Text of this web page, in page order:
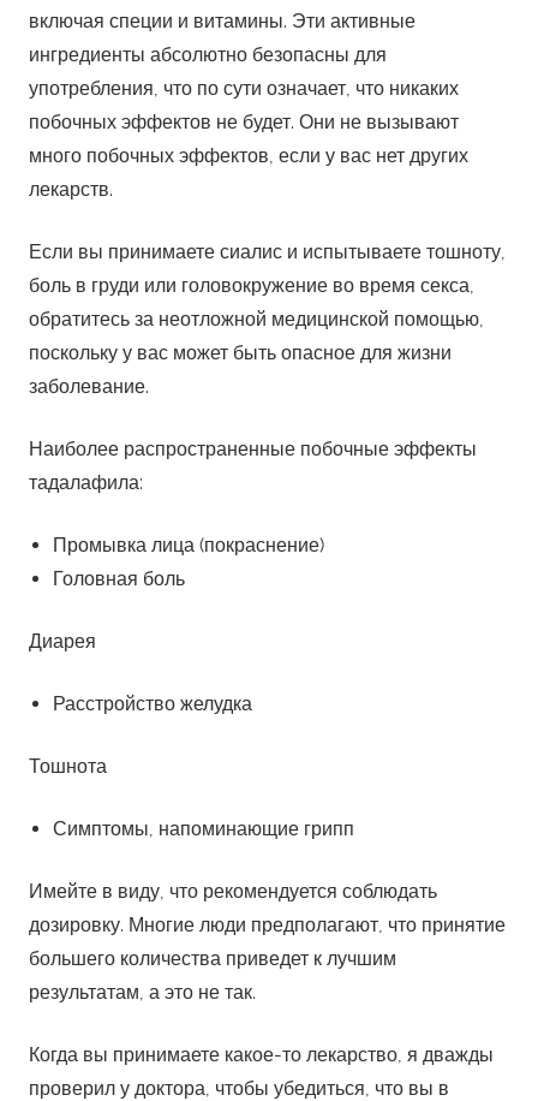
включая специи и витамины. Эти активные
ингредиенты абсолютно безопасны для
употребления, что по сути означает, что никаких
побочных эффектов не будет. Они не вызывают
много побочных эффектов, если у вас нет других
лекарств.
Если вы принимаете сиалис и испытываете тошноту,
боль в груди или головокружение во время секса,
обратитесь за неотложной медицинской помощью,
поскольку у вас может быть опасное для жизни
заболевание.
Наиболее распространенные побочные эффекты
тадалафила:
Промывка лица (покраснение)
Головная боль
Диарея
Расстройство желудка
Тошнота
Симптомы, напоминающие грипп
Имейте в виду, что рекомендуется соблюдать
дозировку. Многие люди предполагают, что принятие
большего количества приведет к лучшим
результатам, а это не так.
Когда вы принимаете какое-то лекарство, я дважды
проверил у доктора, чтобы убедиться, что вы в